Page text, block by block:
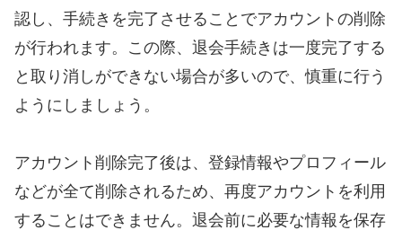
認し、手続きを完了させることでアカウントの削除
が行われます。この際、退会手続きは一度完了する
と取り消しができない場合が多いので、慎重に行う
ようにしましょう。
アカウント削除完了後は、登録情報やプロフィール
などが全て削除されるため、再度アカウントを利用
することはできません。退会前に必要な情報を保存